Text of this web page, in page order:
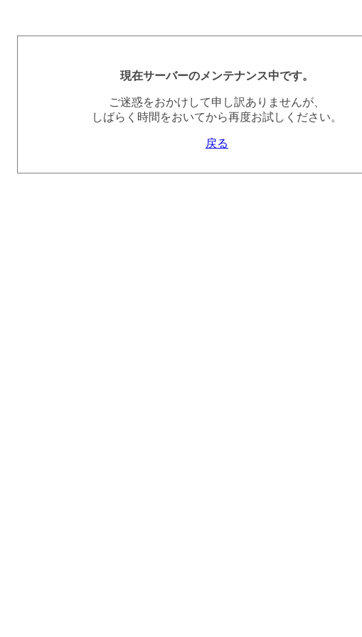
現在サーバーのメンテナンス中です。
ご迷惑をおかけして申し訳ありませんが、
しばらく時間をおいてから再度お試しください。
戻る